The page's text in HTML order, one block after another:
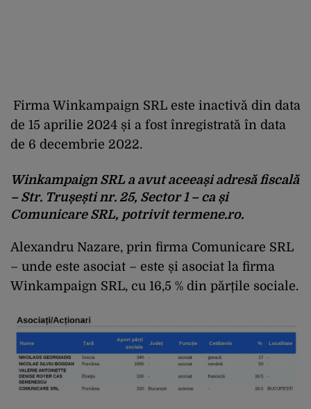
Firma Winkampaign SRL este inactivă din data
de 15 aprilie 2024 și a fost înregistrată în data
de 6 decembrie 2022.
Winkampaign SRL a avut aceeași adresă fiscală
– Str. Trușești nr. 25, Sector 1 – ca și
Comunicare SRL, potrivit termene.ro.
Alexandru Nazare, prin firma Comunicare SRL
– unde este asociat – este și asociat la firma
Winkampaign SRL, cu 16,5 % din părțile sociale.